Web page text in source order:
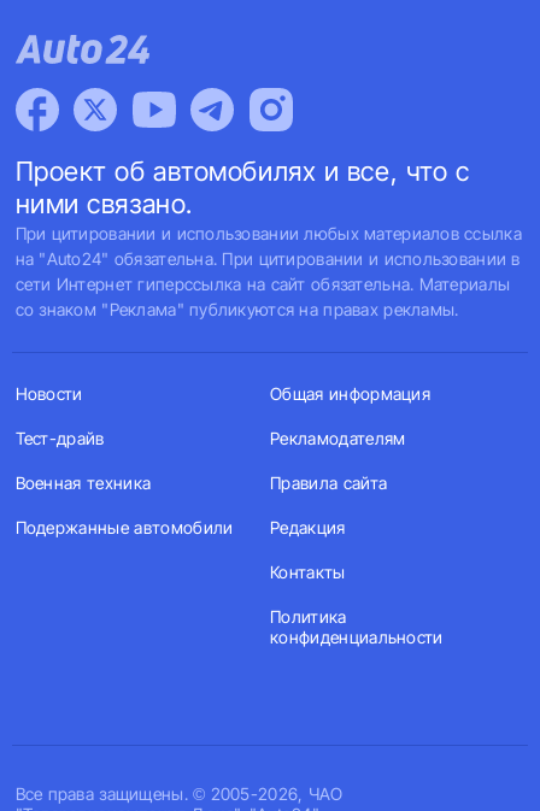
Проект об автомобилях и все, что с
ними связано.
При цитировании и использовании любых материалов ссылка
на "Auto24" обязательна. При цитировании и использовании в
сети Интернет гиперссылка на сайт обязательна. Материалы
со знаком "Реклама" публикуются на правах рекламы.
Все права защищены. © 2005-2026, ЧАО
Новости
Тест-драйв
Военная техника
Подержанные автомобили
Общая информация
Рекламодателям
Правила сайта
Редакция
Контакты
Политика
конфиденциальности